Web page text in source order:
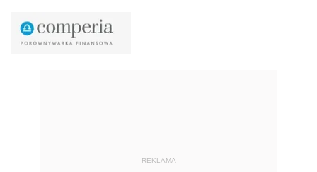
REKLAMA